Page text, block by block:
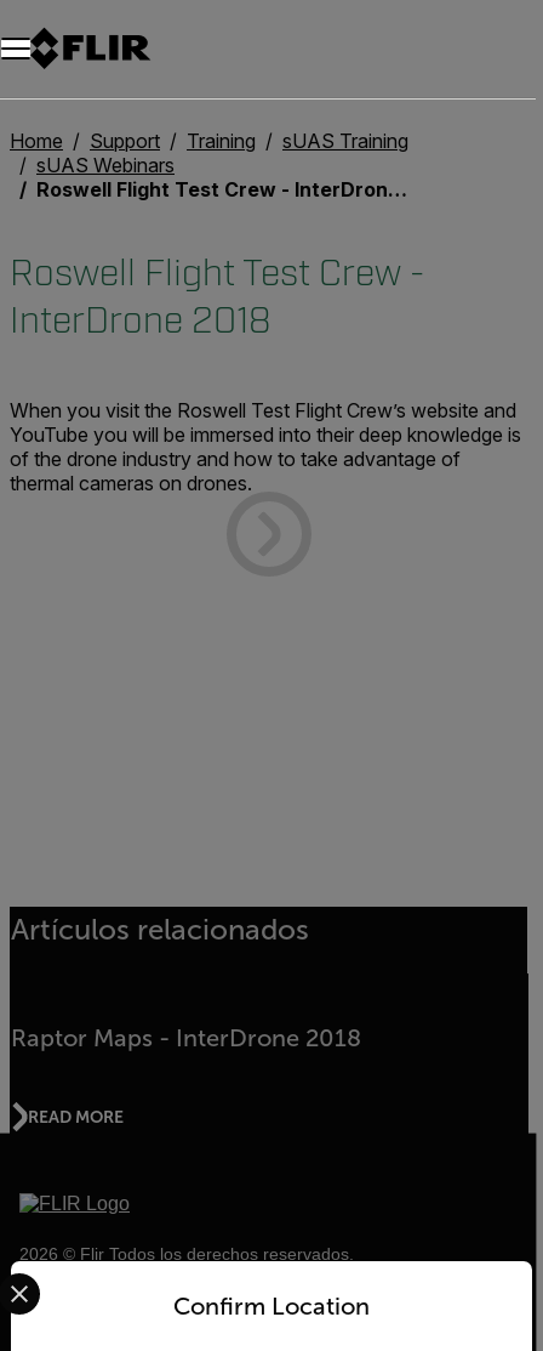
Unread messages
Modelo
Eliminar
artículos
artículo
Añadir al carro
Añadido al carro
Home Support Training
sUAS Training
sUAS Webinars
Roswell Flight Test Crew - InterDrone 2018
Roswell Flight Test Crew -
InterDrone 2018
When you visit the Roswell Test Flight Crew’s website and
YouTube you will be immersed into their deep knowledge is
of the drone industry and how to take advantage of
thermal cameras on drones.
Artículos relacionados
Raptor Maps - InterDrone 2018
READ MORE
2026 © Flir Todos los derechos reservados.
Confirm Location
Select your preferred country and language from the